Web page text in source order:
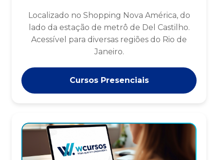
Localizado no Shopping Nova América, do
lado da estação de metrô de Del Castilho.
Acessível para diversas regiões do Rio de
Janeiro.
Cursos Presenciais